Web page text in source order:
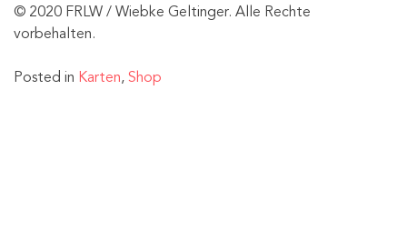
© 2020 FRLW / Wiebke Geltinger. Alle Rechte
vorbehalten.
Posted in Karten,Shop